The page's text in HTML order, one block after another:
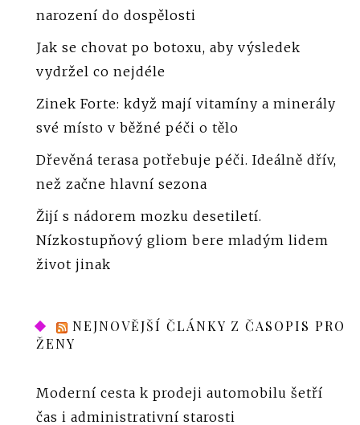
narození do dospělosti
Jak se chovat po botoxu, aby výsledek
vydržel co nejdéle
Zinek Forte: když mají vitamíny a minerály
své místo v běžné péči o tělo
Dřevěná terasa potřebuje péči. Ideálně dřív,
než začne hlavní sezona
Žijí s nádorem mozku desetiletí.
Nízkostupňový gliom bere mladým lidem
život jinak
NEJNOVĚJŠÍ ČLÁNKY Z ČASOPIS PRO
ŽENY
Moderní cesta k prodeji automobilu šetří
čas i administrativní starosti